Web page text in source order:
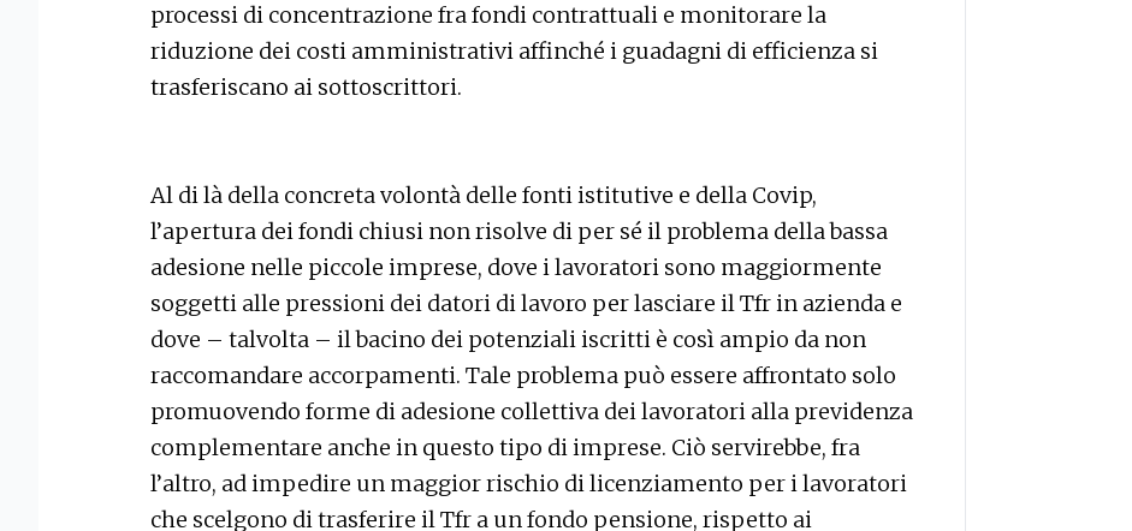
processi di concentrazione fra fondi contrattuali e monitorare la
riduzione dei costi amministrativi affinché i guadagni di efficienza si
trasferiscano ai sottoscrittori.
Al di là della concreta volontà delle fonti istitutive e della Covip,
l’apertura dei fondi chiusi non risolve di per sé il problema della bassa
adesione nelle piccole imprese, dove i lavoratori sono maggiormente
soggetti alle pressioni dei datori di lavoro per lasciare il Tfr in azienda e
dove – talvolta – il bacino dei potenziali iscritti è così ampio da non
raccomandare accorpamenti. Tale problema può essere affrontato solo
promuovendo forme di adesione collettiva dei lavoratori alla previdenza
complementare anche in questo tipo di imprese. Ciò servirebbe, fra
l’altro, ad impedire un maggior rischio di licenziamento per i lavoratori
che scelgono di trasferire il Tfr a un fondo pensione, rispetto ai